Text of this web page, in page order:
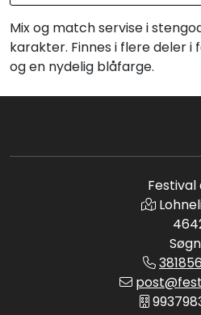
Mix og match servise i
karakter. Finnes i flere deler
og en nydelig blåfarge.
Festival